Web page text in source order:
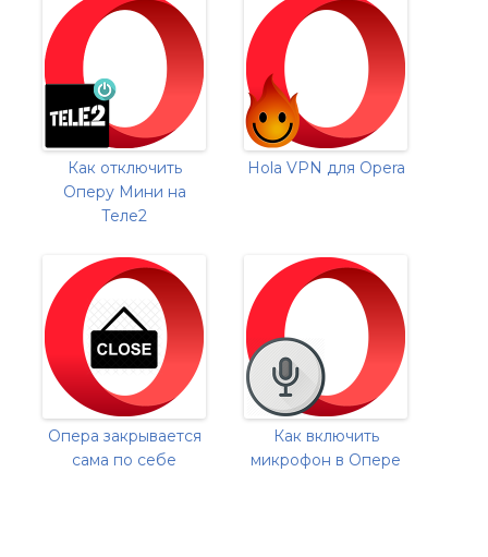
Как отключить
Оперу Мини на
Теле2
Hola VPN для Opera
Опера закрывается
сама по себе
Как включить
микрофон в Опере